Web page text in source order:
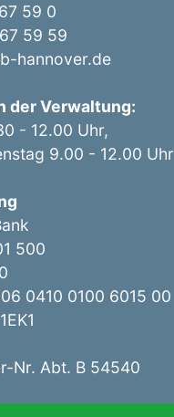
59 0
59 59
hannover.de
der Verwaltung:
- 12.00 Uhr,
9.00 - 12.00 Uhr
500
0410 0100 6015 00
Nr. Abt. B 54540